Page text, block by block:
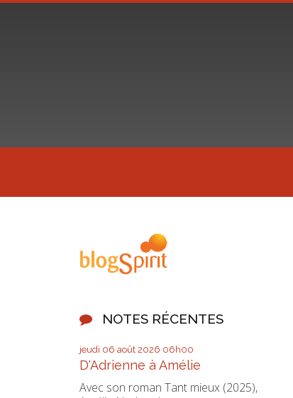
NOTES RÉCENTES
jeudi 06 août 2026 06h00
D'Adrienne à Amélie
Avec son roman Tant mieux (2025),